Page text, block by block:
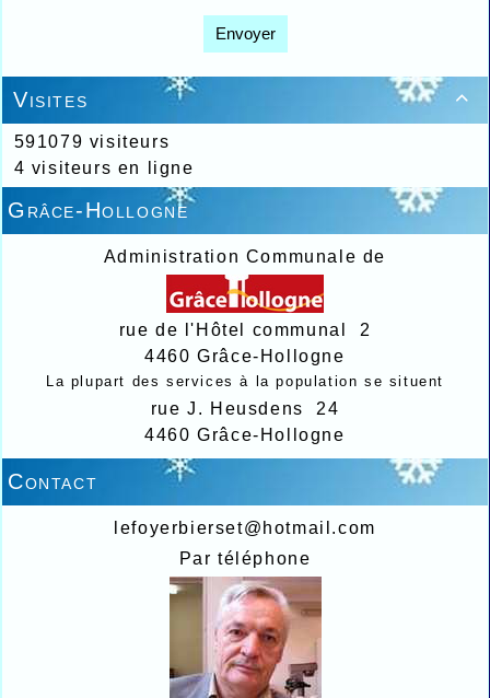

Visites
591079 visiteurs
4 visiteurs en ligne
Grâce-Hollogne
Administration Communale de
rue de l'Hôtel communal 2
4460 Grâce-Hollogne
La plupart des services à la population se situent
rue J. Heusdens 24
4460 Grâce-Hollogne
Contact
lefoyerbierset@hotmail.com
Par téléphone
Envoyer